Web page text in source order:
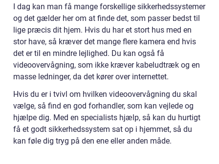
I dag kan man få mange forskellige sikkerhedssystemer
og det gælder her om at finde det, som passer bedst til
lige præcis dit hjem. Hvis du har et stort hus med en
stor have, så kræver det mange flere kamera end hvis
det er til en mindre lejlighed. Du kan også få
videoovervågning, som ikke kræver kabeludtræk og en
masse ledninger, da det kører over internettet.
Hvis du er i tvivl om hvilken videoovervågning du skal
vælge, så find en god forhandler, som kan vejlede og
hjælpe dig. Med en specialists hjælp, så kan du hurtigt
få et godt sikkerhedssystem sat op i hjemmet, så du
kan føle dig tryg på den ene eller anden måde.